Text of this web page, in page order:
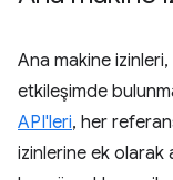
Ana makine izinleri,
etkileşimde
API'leri, her
izinlerine ek olarak